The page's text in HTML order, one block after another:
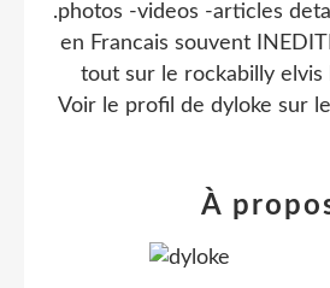
.photos -videos -articles
en Francais souvent
tout sur le rockabilly
Voir le profil de dyloke sur
À